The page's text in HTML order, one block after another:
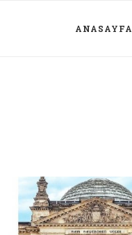
ANASAYFA